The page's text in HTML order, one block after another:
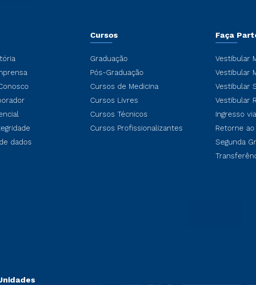
dados
Cursos
Graduação
Pós-Graduação
Cursos de Medicina
Cursos Livres
Cursos Técnicos
Cursos Profissionalizantes
Faça
Vestibular
Vestibular
Vestibular
Vestibular
Ingresso
Retorne
Segunda